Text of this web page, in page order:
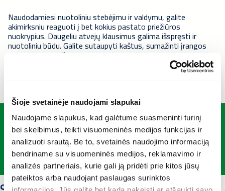
Šioje svetainėje naudojami slapukai
Naudojame slapukus, kad galėtume suasmeninti turinį
bei skelbimus, teikti visuomeninės medijos funkcijas ir
analizuoti srautą. Be to, svetainės naudojimo informaciją
bendriname su visuomeninės medijos, reklamavimo ir
analizės partneriais, kurie gali ją pridėti prie kitos jūsų
pateiktos arba naudojant paslaugas surinktos
Naudodamiesi nuotoliniu stebėjimu ir valdymu, galite
akimirksniu reaguoti į bet kokius pastato priežiūros
nuokrypius. Daugeliu atvejų klausimus galima išspręsti ir
nuotoliniu būdu. Galite sutaupyti kaštus, sumažinti įrangos
gedimų riziką ir išlaikyti optimalias sąlygas. Nuotolinių
paslaugų komanda patars jums rūpimais klausimais apie
Ar norite sužinoti daugiau?
Susisiekite